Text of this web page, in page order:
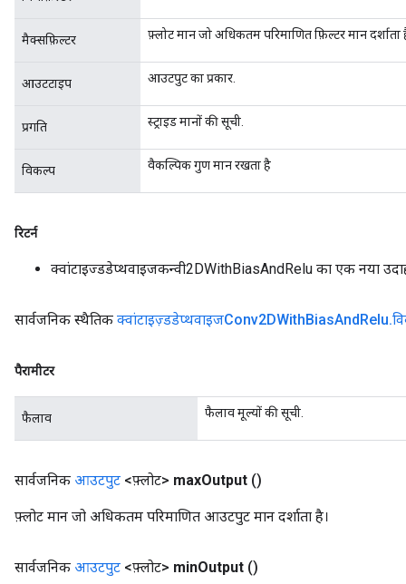
मैक्सफ़िल्टर फ़्लोट मान जो अधिकतम परिमाणित फ़िल्टर मान दर्शाता
आउटटाइप आउटपुट का प्रकार.
प्रगति स्ट्राइड मानों की सूची.
विकल्प वैकल्पिक गुण मान रखता है
रिटर्न
क्वांटाइज्डडेप्थवाइजकन्वी2DWithBiasAndRelu का एक नया
सार्वजनिक स्थैतिक क्वांटाइज़्डडेप्थवाइजConv2DWithBiasAndRelu.
पैरामीटर
फैलाव फैलाव मूल्यों की सूची.
सार्वजनिक आउटपुट <फ़्लोट> maxOutput ()
फ़्लोट मान जो अधिकतम परिमाणित आउटपुट मान दर्शाता है।
सार्वजनिक आउटपुट <फ़्लोट> minOutput ()